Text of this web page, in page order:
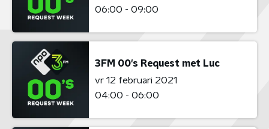
06:00 - 09:00
3FM 00's Request met Luc
vr 12 februari 2021
04:00 - 06:00